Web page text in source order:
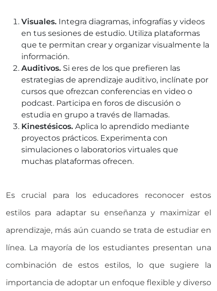
Visuales. Integra diagramas, infografías y videos
en tus sesiones de estudio. Utiliza plataformas
que te permitan crear y organizar visualmente la
información.
Auditivos. Si eres de los que prefieren las
estrategias de aprendizaje auditivo, inclínate por
cursos que ofrezcan conferencias en video o
podcast. Participa en foros de discusión o
estudia en grupo a través de llamadas.
Kinestésicos. Aplica lo aprendido mediante
proyectos prácticos. Experimenta con
simulaciones o laboratorios virtuales que
muchas plataformas ofrecen.
Es crucial para los educadores reconocer estos
estilos para adaptar su enseñanza y maximizar el
aprendizaje, más aún cuando se trata de estudiar en
línea. La mayoría de los estudiantes presentan una
combinación de estos estilos, lo que sugiere la
importancia de adoptar un enfoque flexible y diverso